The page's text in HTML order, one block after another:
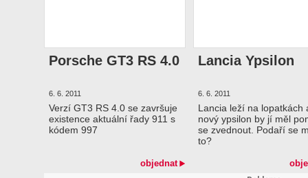
Porsche GT3 RS 4.0
6. 6. 2011
Verzí GT3 RS 4.0 se završuje
existence aktuální řady 911 s
kódem 997
objednat
Lancia Ypsilon
6. 6. 2011
Lancia leží na lopatkách
nový ypsilon by jí měl
se zvednout. Podaří se
to?